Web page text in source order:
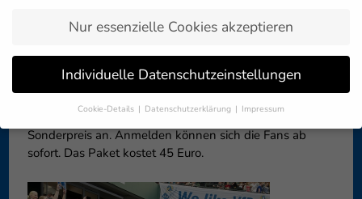
Friedrichshafen zum DVV Pokalfinale nach Mannheim.
die Fahrt inklusive Eintrittskarte und Fanshirt zum
Sonderpreis an. Anmelden können sich die Fans ab
sofort. Das Paket kostet 45 Euro.
Nur essenzielle Cookies akzeptieren
Individuelle Datenschutzeinstellungen
Cookie-Details Datenschutzerklärung Impressum
Datenschutzeinstellungen
Wenn Sie unter 16 Jahre alt sind und Ihre Zustimmung zu
Erziehungsberechtigten um Erlaubnis bitten.